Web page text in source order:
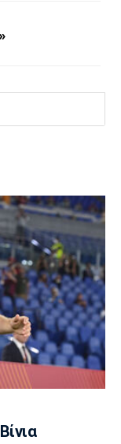
ο
άμυνα»
της UEFA
στο